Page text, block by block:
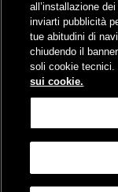
News e comunicati
Comunicati stampa
Busitalia – Sita Nord
trasporto locale in
attraverso società
all’installazione
inviarti pubblicità
tue abitudini di
chiudendo il
soli cookie tecnici.
sui cookie.